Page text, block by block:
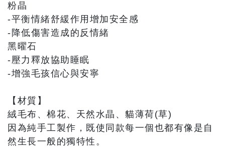
粉晶
-平衡情緒舒緩作用增加安全感
-降低傷害造成的反情緒
黑曜石
-壓力釋放協助睡眠
-增強毛孩信心與安寧
【材質】
絨毛布、棉花、天然水晶、貓薄荷(草)
因為純手工製作，既使同款每一個也都有像是自
然生長一般的獨特性。